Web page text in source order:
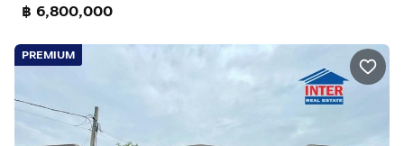
฿ 6,800,000
PREMIUM